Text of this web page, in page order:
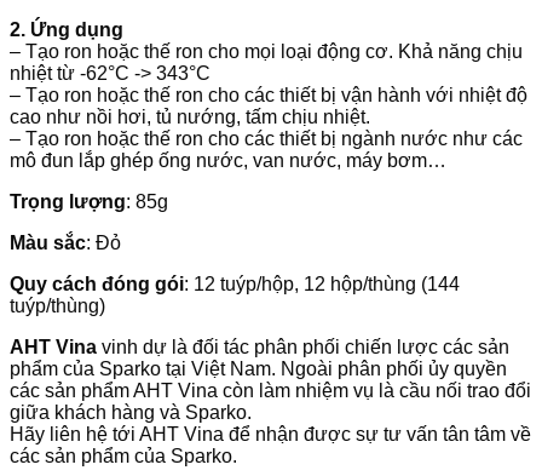
2. Ứng dụng
– Tạo ron hoặc thế ron cho mọi loại động cơ. Khả năng chịu
nhiệt từ -62°C -> 343°C
– Tạo ron hoặc thế ron cho các thiết bị vận hành với nhiệt độ
cao như nồi hơi, tủ nướng, tấm chịu nhiệt.
– Tạo ron hoặc thế ron cho các thiết bị ngành nước như các
mô đun lắp ghép ống nước, van nước, máy bơm…
Trọng lượng: 85g
Màu sắc: Đỏ
Quy cách đóng gói: 12 tuýp/hộp, 12 hộp/thùng (144
tuýp/thùng)
AHT Vina vinh dự là đối tác phân phối chiến lược các sản
phẩm của Sparko tại Việt Nam. Ngoài phân phối ủy quyền
các sản phẩm AHT Vina còn làm nhiệm vụ là cầu nối trao đổi
giữa khách hàng và Sparko.
Hãy liên hệ tới AHT Vina để nhận được sự tư vấn tân tâm về
các sản phẩm của Sparko.